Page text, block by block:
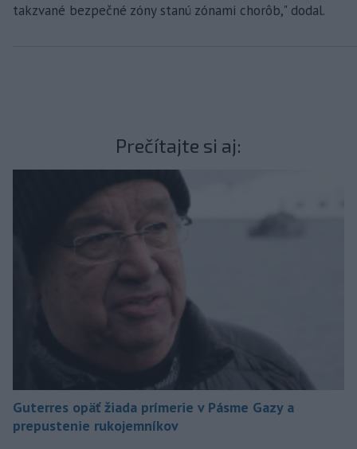
takzvané bezpečné zóny stanú zónami chorôb," dodal.
Prečítajte si aj:
Guterres opäť žiada prímerie v Pásme Gazy a
prepustenie rukojemníkov